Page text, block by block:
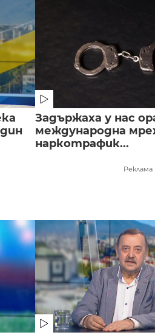
Задържаха у нас
международна
наркотрафик...
Реклама